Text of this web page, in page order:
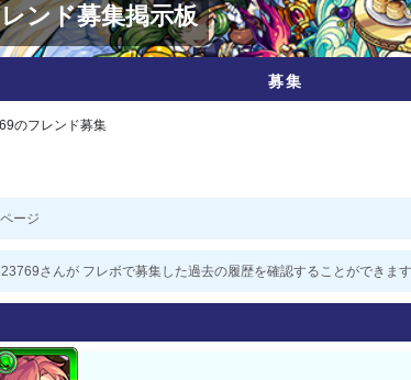
ンド募集掲示板
募集
のフレンド募集
ージ
さんが フレボで募集した過去の履歴を確認することができます